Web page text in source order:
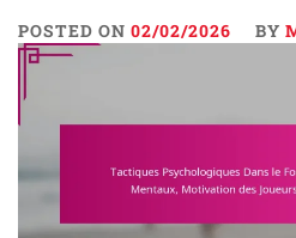
POSTED ON 02/02/2026 BY